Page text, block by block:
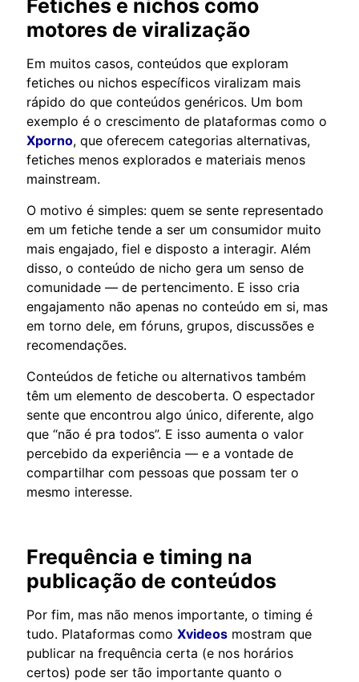
Fetiches e nichos como
motores de viralização
Em muitos casos, conteúdos que exploram
fetiches ou nichos específicos viralizam mais
rápido do que conteúdos genéricos. Um bom
exemplo é o crescimento de plataformas como o
Xporno, que oferecem categorias alternativas,
fetiches menos explorados e materiais menos
mainstream.
O motivo é simples: quem se sente representado
em um fetiche tende a ser um consumidor muito
mais engajado, fiel e disposto a interagir. Além
disso, o conteúdo de nicho gera um senso de
comunidade — de pertencimento. E isso cria
engajamento não apenas no conteúdo em si, mas
em torno dele, em fóruns, grupos, discussões e
recomendações.
Conteúdos de fetiche ou alternativos também
têm um elemento de descoberta. O espectador
sente que encontrou algo único, diferente, algo
que “não é pra todos”. E isso aumenta o valor
percebido da experiência — e a vontade de
compartilhar com pessoas que possam ter o
mesmo interesse.
Frequência e timing na
publicação de conteúdos
Por fim, mas não menos importante, o timing é
tudo. Plataformas como Xvideos mostram que
publicar na frequência certa (e nos horários
certos) pode ser tão importante quanto o